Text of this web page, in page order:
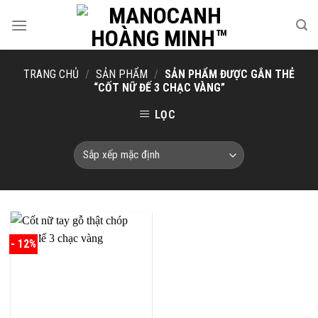
TRANG CHỦ / SẢN PHẨM / SẢN PHẨM ĐƯỢC GẮN THẺ
“CỐT NỮ ĐẾ 3 CHẠC VÀNG”
LỌC
- 12%